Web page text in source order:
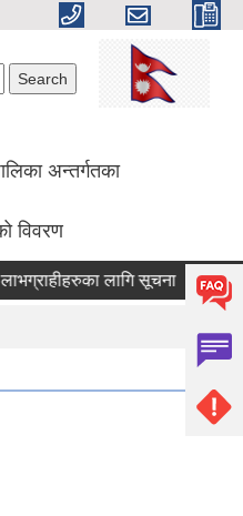
अन्तर्गतका
विवरण
लागि सूचना तह